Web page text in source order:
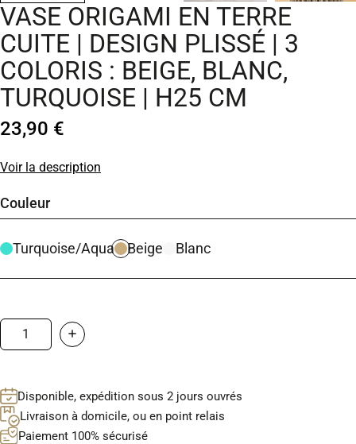
VASE ORIGAMI EN TERRE
CUITE | DESIGN PLISSÉ | 3
COLORIS : BEIGE, BLANC,
TURQUOISE | H25 CM
23,90 €
Voir la description
Couleur
Turquoise/Aqua Beige Blanc
Disponible, expédition sous 2 jours ouvrés
Livraison à domicile, ou en point relais
Paiement 100% sécurisé